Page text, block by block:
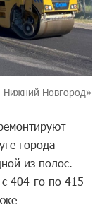
Новгород»
города
из полос.
404-го по 415-